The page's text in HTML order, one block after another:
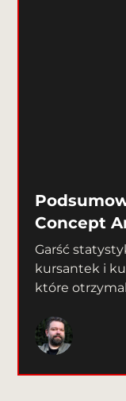
Concept
Garść
kursantek i
które